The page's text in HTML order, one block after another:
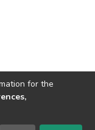
11 »
for the